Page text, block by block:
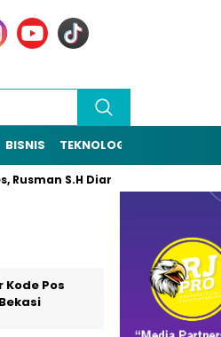
BISNIS TEKNOLOGI
S.H Diantar Sekitar 1.000 Warga
Pos